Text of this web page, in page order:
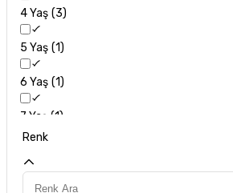
4 Yaş 3
5 Yaş 1
6 Yaş 1
7 Yaş 1
1
Renk